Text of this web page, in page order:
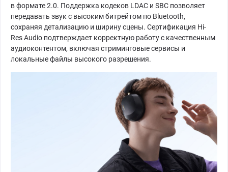
в формате 2.0. Поддержка кодеков LDAC и SBC позволяет
передавать звук с высоким битрейтом по Bluetooth,
сохраняя детализацию и ширину сцены. Сертификация Hi-
Res Audio подтверждает корректную работу с качественным
аудиоконтентом, включая стриминговые сервисы и
локальные файлы высокого разрешения.